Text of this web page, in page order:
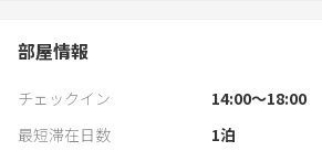
部屋情報
チェックイン
14:00〜18:00
最短滞在日数
1泊